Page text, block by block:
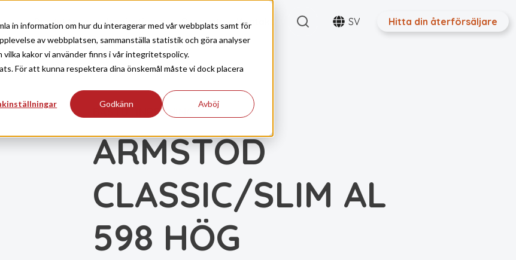
in information om hur du interagerar med vår webbplats samt för
av webbplatsen, sammanställa statistik och göra analyser
kakor vi använder finns i vår integritetspolicy.
För att kunna respektera dina önskemål måste vi dock placera
Godkänn Avböj
Produkter Inspiration Support Kontakt SearchSV Hitta din återförsäljare
INREDNING
ARMSTÖD
CLASSIC/SLIM AL
598 HÖG